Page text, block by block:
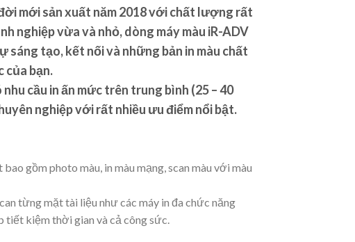
mới sản xuất năm 2018 với chất lượng rất
nghiệp vừa và nhỏ, dòng máy màu iR-ADV
tạo, kết nối và những bản in màu chất
của bạn.
cầu in ấn mức trên trung bình (25 – 40
nghiệp với rất nhiều ưu điểm nổi bật.
gồm photo màu, in màu mạng, scan màu với màu
từng mặt tài liệu như các máy in đa chức năng
tiết kiệm thời gian và cả công sức.